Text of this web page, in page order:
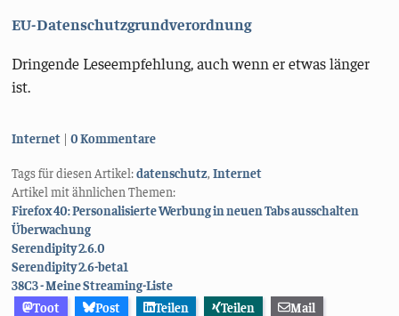
EU-Datenschutzgrundverordnung
Dringende Leseempfehlung, auch wenn er etwas länger
ist.
Kategorien:
Internet 0 Kommentare
Tags für diesen Artikel:datenschutz ,Internet
Artikel mit ähnlichen Themen:
Firefox 40: Personalisierte Werbung in neuen Tabs ausschalten
Überwachung
Serendipity 2.6.0
Serendipity 2.6-beta1
38C3 - Meine Streaming-Liste
Toot
Post Teilen Teilen Mail